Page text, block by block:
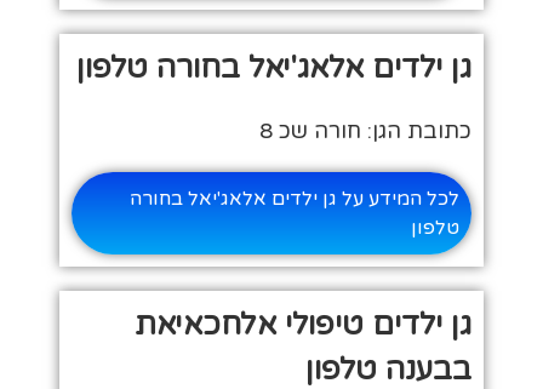
גן ילדים אלאג'יאל בחורה טלפון
כתובת הגן: חורה שכ 8
לכל המידע על גן ילדים אלאג'יאל בחורה
טלפון
גן ילדים טיפולי אלחכאיאת
בבענה טלפון